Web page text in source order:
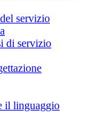
servizio
di servizio
il linguaggio